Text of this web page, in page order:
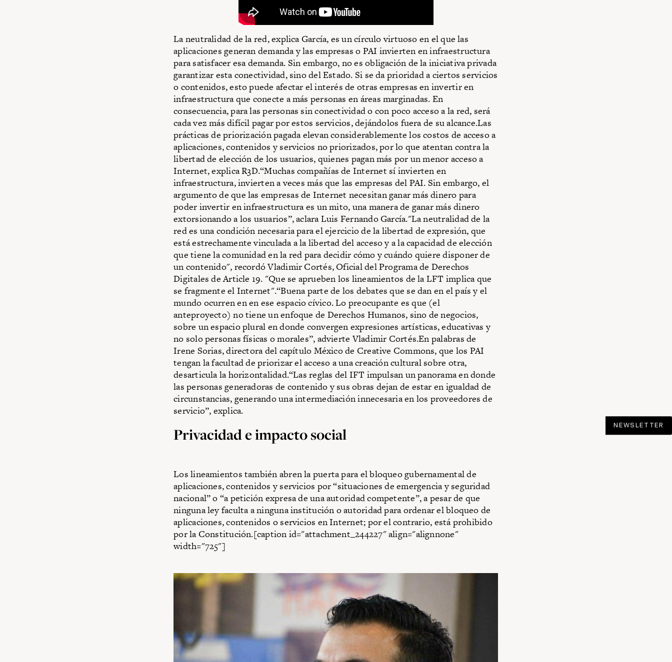
La neutralidad de la red, explica García, es un círculo virtuoso en el que las
aplicaciones generan demanda y las empresas o PAI invierten en infraestructura
para satisfacer esa demanda. Sin embargo, no es obligación de la iniciativa privada
garantizar esta conectividad, sino del Estado. Si se da prioridad a ciertos servicios
o contenidos, esto puede afectar el interés de otras empresas en invertir en
infraestructura que conecte a más personas en áreas marginadas. En
consecuencia, para las personas sin conectividad o con poco acceso a la red, será
cada vez más difícil pagar por estos servicios, dejándolos fuera de su alcance.Las
prácticas de priorización pagada elevan considerablemente los costos de acceso a
aplicaciones, contenidos y servicios no priorizados, por lo que atentan contra la
libertad de elección de los usuarios, quienes pagan más por un menor acceso a
Internet, explica R3D.“Muchas compañías de Internet sí invierten en
infraestructura, invierten a veces más que las empresas del PAI. Sin embargo, el
argumento de que las empresas de Internet necesitan ganar más dinero para
poder invertir en infraestructura es un mito, una manera de ganar más dinero
extorsionando a los usuarios”, aclara Luis Fernando García."La neutralidad de la
red es una condición necesaria para el ejercicio de la libertad de expresión, que
está estrechamente vinculada a la libertad del acceso y a la capacidad de elección
que tiene la comunidad en la red para decidir cómo y cuándo quiere disponer de
un contenido", recordó Vladimir Cortés, Oficial del Programa de Derechos
Digitales de Article 19. "Que se aprueben los lineamientos de la LFT implica que
se fragmente el Internet".“Buena parte de los debates que se dan en el país y el
mundo ocurren en en ese espacio cívico. Lo preocupante es que (el
anteproyecto) no tiene un enfoque de Derechos Humanos, sino de negocios,
sobre un espacio plural en donde convergen expresiones artísticas, educativas y
no solo personas físicas o morales”, advierte Vladimir Cortés.En palabras de
Irene Sorias, directora del capítulo México de Creative Commons, que los PAI
tengan la facultad de priorizar el acceso a una creación cultural sobre otra,
desarticula la horizontalidad.“Las reglas del IFT impulsan un panorama en donde
las personas generadoras de contenido y sus obras dejan de estar en igualdad de
circunstancias, generando una intermediación innecesaria en los proveedores de
servicio”, explica.
Privacidad e impacto social
Los lineamientos también abren la puerta para el bloqueo gubernamental de
aplicaciones, contenidos y servicios por “situaciones de emergencia y seguridad
nacional” o “a petición expresa de una autoridad competente”, a pesar de que
ninguna ley faculta a ninguna institución o autoridad para ordenar el bloqueo de
aplicaciones, contenidos o servicios en Internet; por el contrario, está prohibido
por la Constitución.[caption id="attachment_244227" align="alignnone"
width="725"]
NEWSLETTER